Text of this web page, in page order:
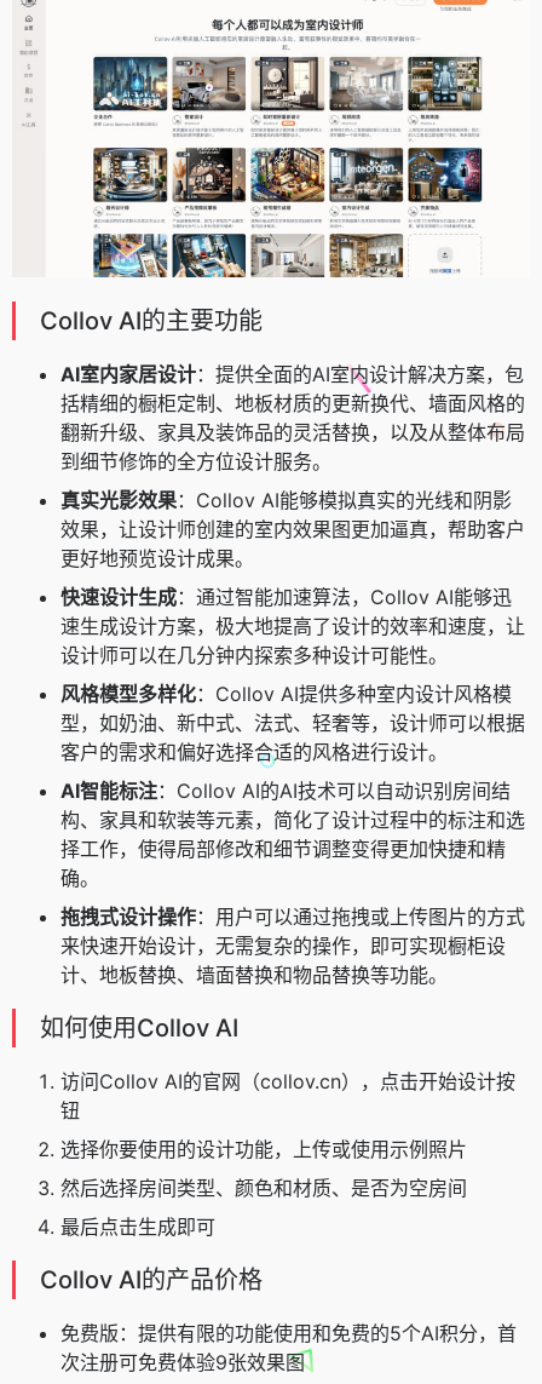
Collov AI的主要功能
AI室内家居设计：提供全面的AI室内设计解决方案，包
括精细的橱柜定制、地板材质的更新换代、墙面风格的
翻新升级、家具及装饰品的灵活替换，以及从整体布局
到细节修饰的全方位设计服务。
真实光影效果：Collov AI能够模拟真实的光线和阴影
效果，让设计师创建的室内效果图更加逼真，帮助客户
更好地预览设计成果。
快速设计生成：通过智能加速算法，Collov AI能够迅
速生成设计方案，极大地提高了设计的效率和速度，让
设计师可以在几分钟内探索多种设计可能性。
风格模型多样化：Collov AI提供多种室内设计风格模
型，如奶油、新中式、法式、轻奢等，设计师可以根据
客户的需求和偏好选择合适的风格进行设计。
AI智能标注：Collov AI的AI技术可以自动识别房间结
构、家具和软装等元素，简化了设计过程中的标注和选
择工作，使得局部修改和细节调整变得更加快捷和精
确。
拖拽式设计操作：用户可以通过拖拽或上传图片的方式
来快速开始设计，无需复杂的操作，即可实现橱柜设
计、地板替换、墙面替换和物品替换等功能。
如何使用Collov AI
访问Collov AI的官网（collov.cn），点击开始设计按
钮
选择你要使用的设计功能，上传或使用示例照片
然后选择房间类型、颜色和材质、是否为空房间
最后点击生成即可
Collov AI的产品价格
免费版：提供有限的功能使用和免费的5个AI积分，首
次注册可免费体验9张效果图